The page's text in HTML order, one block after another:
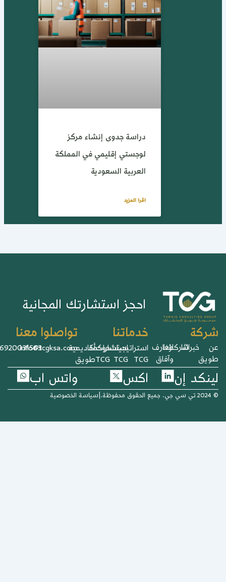
دراسة جدوى إنشاء مركز
لوجستي إقليمي في المملكة
العربية السعودية
اقرا المزيد
احجز استشارتك المجانية
خبرائناشركاؤنامعارف
وآفاق
خدماتنا
استراتيجيات
TCG
استشارات
TCG
حوكمة
TCG
أكاديمية
طويق
تواصلوا معنا
info@tcgksa.com
966920031563+
إن اكس واتس اب
|سياسة الخصوصية